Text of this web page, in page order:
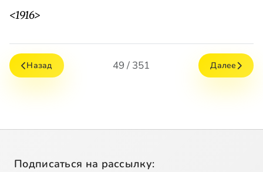
<1916>
Назад 49 / 351 Далее
Подписаться на рассылку: